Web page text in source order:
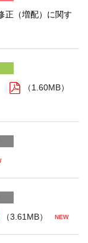
正（増配）に関す
（1.60MB）
（3.61MB）